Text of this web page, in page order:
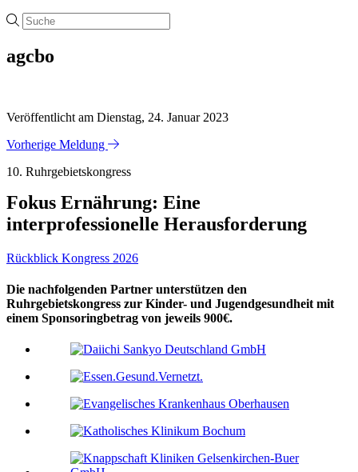
agcbo
Veröffentlicht am Dienstag, 24. Januar 2023
Vorherige Meldung
10. Ruhrgebietskongress
Fokus Ernährung: Eine
interprofessionelle Herausforderung
Rückblick Kongress 2026
Die nachfolgenden Partner unterstützen den
Ruhrgebietskongress zur Kinder- und Jugendgesundheit mit
einem Sponsoringbetrag von jeweils 900€.